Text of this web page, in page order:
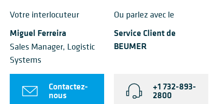
Votre interlocuteur
Miguel Ferreira
Sales Manager, Logistic
Systems
Contactez-
nous
Ou parlez avec le
Service Client de
BEUMER
+1 732-893-
2800